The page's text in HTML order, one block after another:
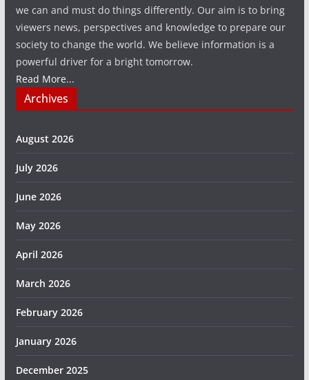
we can and must do things differently. Our aim is to bring
viewers news, perspectives and knowledge to prepare our
society to change the world. We believe information is a
powerful driver for a bright tomorrow.
Read More...
Archives
August 2026
July 2026
June 2026
May 2026
April 2026
March 2026
February 2026
January 2026
December 2025